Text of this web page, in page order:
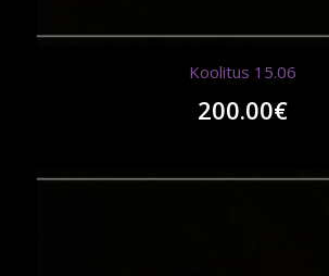
Koolitus 15.06
200.00€